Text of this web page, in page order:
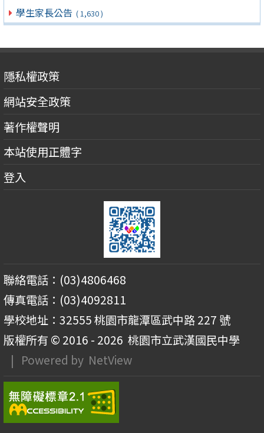
學生家長公告 ( 1,630 )
隱私權政策
網站安全政策
著作權聲明
本站使用正體字
登入
聯絡電話：(03)4806468
傳真電話：(03)4092811
學校地址：32555 桃園市龍潭區武中路 227 號
版權所有 © 2016 - 2026 桃園市立武漢國民中學
| Powered by NetView